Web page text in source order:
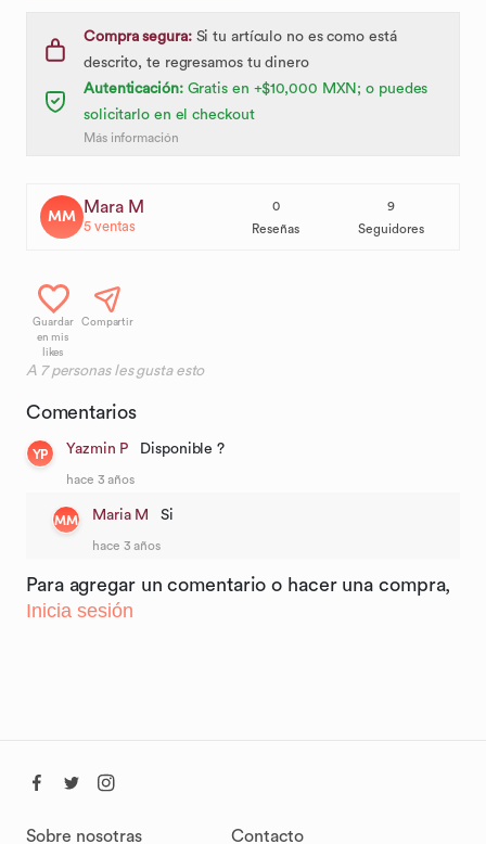
Compra segura:Si tu artículo no es como está
descrito, te regresamos tu dinero
Autenticación:Gratis en +$10,000 MXN; o puedes
solicitarlo en el checkout
Más información
MM Mara M
5ventas
0
Reseñas
9
Seguidores
Guardar
en mis
likes
Compartir
A 7personas les gusta esto
Comentarios
YP Yazmin P Disponible ?
hace 3 años
MM Maria M Si
hace 3 años
Para agregar un comentario o hacer una compra,
Inicia sesión
Sobre nosotras Contacto